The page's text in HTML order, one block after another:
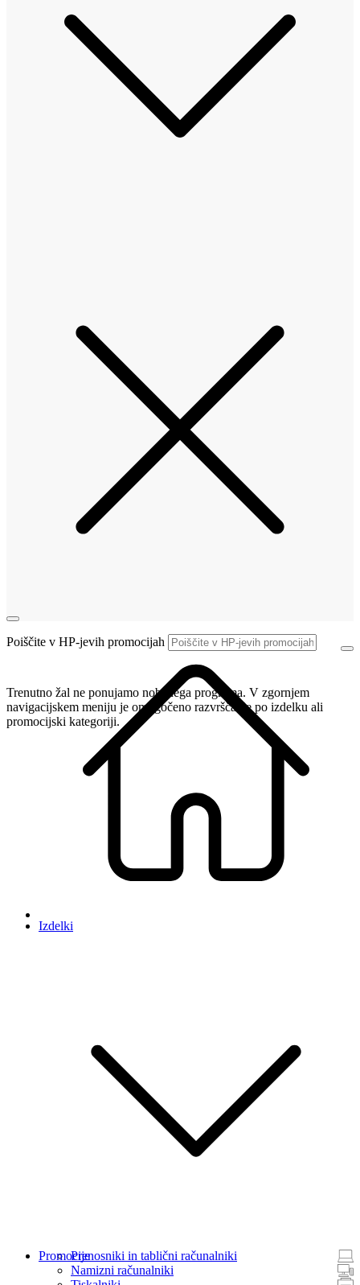
Izdelki
Prenosniki in tablični računalniki
Namizni računalniki
Promocije
Poiščite v HP-jevih promocijah
Trenutno žal ne ponujamo nobenega programa. V zgornjem
navigacijskem meniju je omogočeno razvrščanje po izdelku ali
promocijski kategoriji.